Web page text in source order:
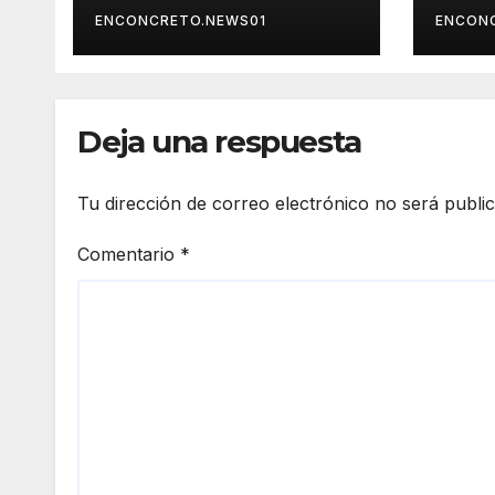
Hermosillo esta
noche; norte de
tormentas
ENCONCRETO.NEWS01
por
Deja una respuesta
Tu dirección de correo electrónico no será
Comentario *